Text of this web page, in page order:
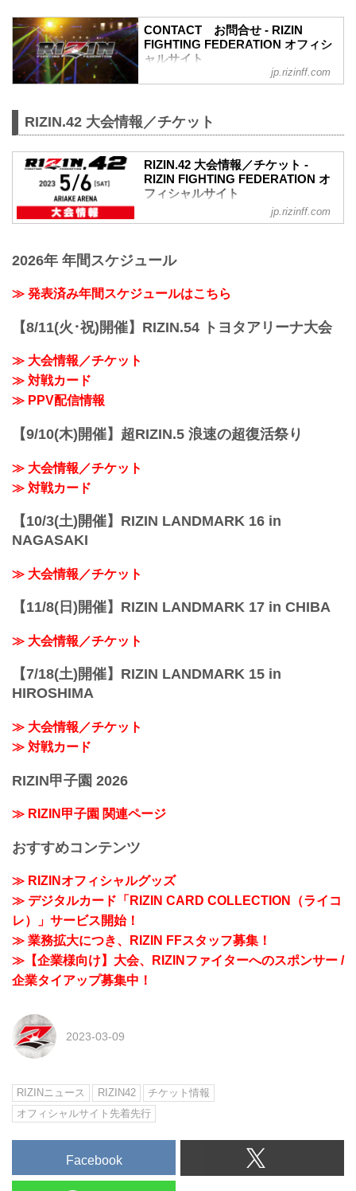
②先行販売（オフィシャルサイト先行・
プレイガイド先行・番組・チラシ等 順不
同）
③各プレイガイドの一般発売
※予約流れや演出の変更などで前後する
※各選手販...
CONTACT お問合せ - RIZIN
FIGHTING FEDERATION オフィシ
ャルサイト
RIZIN FIGHTING FEDERATION オフィシ
「RIZIN FIGHTING FEDERATION」（ラ
ン）の情報・加盟団体について発信して
いきます。
jp.rizinff.com
RIZIN.42 大会情報／チケット
RIZIN.42 大会情報／チケット -
RIZIN FIGHTING FEDERATION オ
フィシャルサイト
14:00開始（予定）
RIZIN FFオフィシャルサイトにてご案内
終了予定時間
19:00〜20:00頃
東京臨海新交通ゆりかもめ「新豊洲」駅
徒歩約8分
jp.rizinff.com
2026年 年間スケジュール
≫ 発表済み年間スケジュールはこちら
【8/11(火･祝)開催】RIZIN.54 トヨタアリーナ大会
≫ 大会情報／チケット
≫ 対戦カード
≫ PPV配信情報
【9/10(木)開催】超RIZIN.5 浪速の超復活祭り
≫ 大会情報／チケット
≫ 対戦カード
【10/3(土)開催】RIZIN LANDMARK 16 in
NAGASAKI
≫ 大会情報／チケット
【11/8(日)開催】RIZIN LANDMARK 17 in CHIBA
≫ 大会情報／チケット
【7/18(土)開催】RIZIN LANDMARK 15 in
HIROSHIMA
≫ 大会情報／チケット
≫ 対戦カード
RIZIN甲子園 2026
≫ RIZIN甲子園 関連ページ
おすすめコンテンツ
≫ RIZINオフィシャルグッズ
≫ デジタルカード「RIZIN CARD COLLECTION（ライコ
レ）」サービス開始！
≫ 業務拡大につき、RIZIN FFスタッフ募集！
≫【企業様向け】大会、RIZINファイターへのスポンサー /
企業タイアップ募集中！
2023-03-09
RIZINニュース RIZIN42
チケット情報
オフィシャルサイト先着先行
Facebook